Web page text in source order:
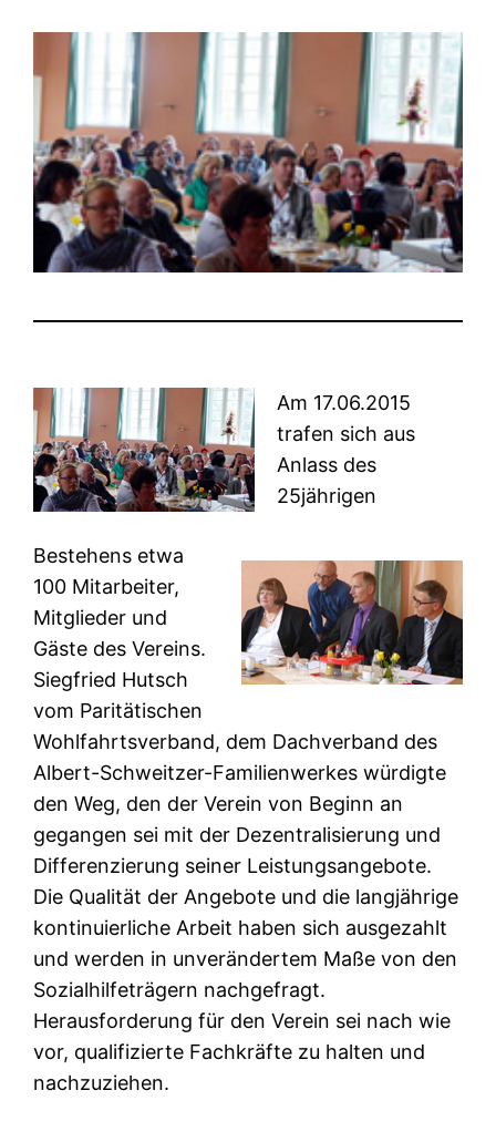
Am 17.06.2015
trafen sich aus
Anlass des
25jährigen
Bestehens etwa
100 Mitarbeiter,
Mitglieder und
Gäste des Vereins.
Siegfried Hutsch
vom Paritätischen
Wohlfahrtsverband, dem Dachverband des
Albert-Schweitzer-Familienwerkes würdigte
den Weg, den der Verein von Beginn an
gegangen sei mit der Dezentralisierung und
Differenzierung seiner Leistungsangebote.
Die Qualität der Angebote und die langjährige
kontinuierliche Arbeit haben sich ausgezahlt
und werden in unverändertem Maße von den
Sozialhilfeträgern nachgefragt.
Herausforderung für den Verein sei nach wie
vor, qualifizierte Fachkräfte zu halten und
nachzuziehen.